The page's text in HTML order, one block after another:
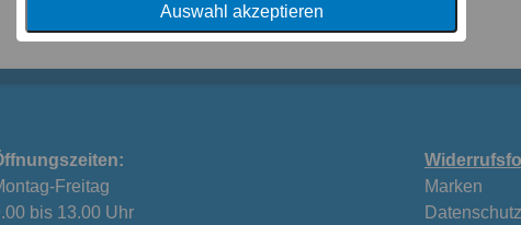
Auswahl akzeptieren
Freitag
bis 13.00 Uhr
Marken